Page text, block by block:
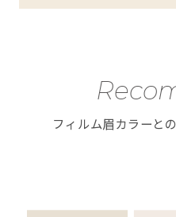
フィルム眉カラーと